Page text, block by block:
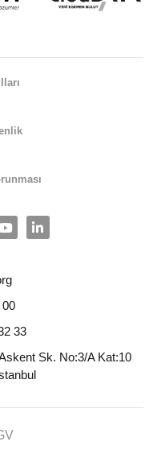
00
33
Sk. No:3/A Kat:10